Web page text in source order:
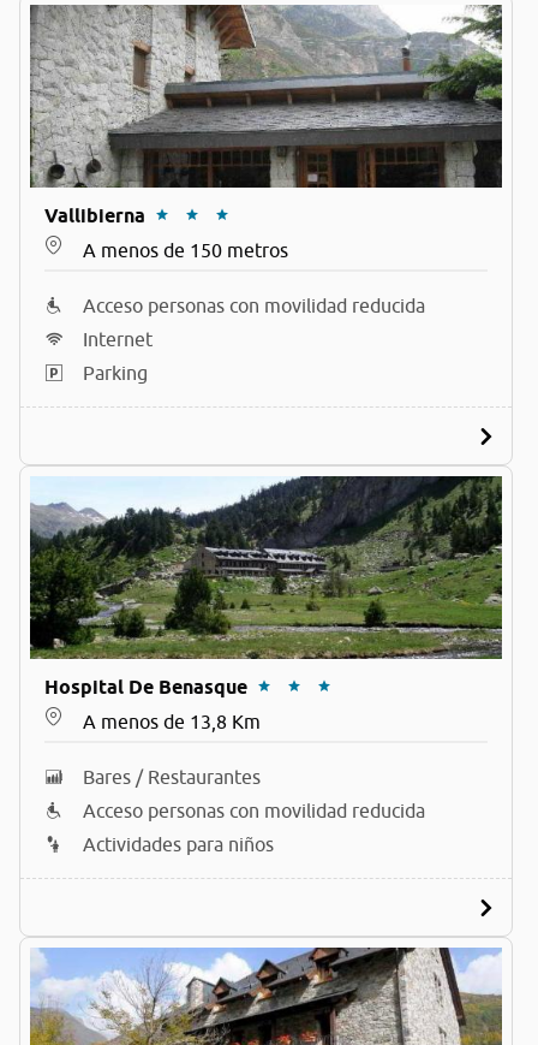
Vallibierna
A menos de 150 metros
Acceso personas con movilidad reducida
Internet
Parking
Hospital De Benasque
A menos de 13,8 Km
Bares / Restaurantes
Acceso personas con movilidad reducida
Actividades para niños